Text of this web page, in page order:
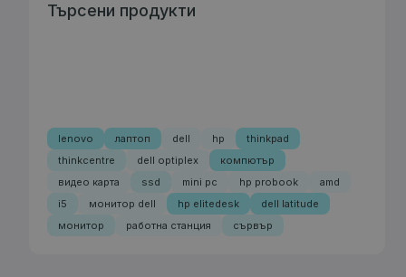
Търсени продукти
lenovo лаптоп dell hp
thinkpad
thinkcentre
dell optiplex
компютър
видео карта
ssd mini pc hp probook
amd
i5
монитор dell hp elitedesk
dell latitude
монитор
работна станция сървър